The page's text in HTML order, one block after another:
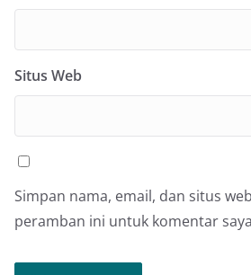
Situs Web
Simpan nama, email, dan situs
peramban ini untuk komentar